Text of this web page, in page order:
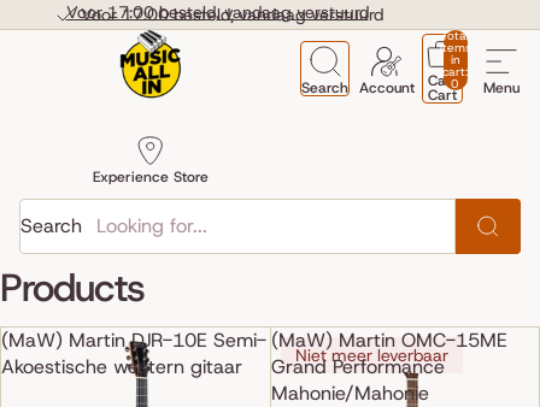
Voor 17:00 besteld, vandaag verstuurd
Voor 17:00 besteld, vandaag verstuurd
Menu
Search
Experience Store
Account
Total
items
in
cart:
0
Cart
Cart
Search
Products
(MaW) Martin DJR-10E Semi-
Akoestische western gitaar
(MaW) Martin OMC-15ME
Grand Performance
Mahonie/Mahonie
Niet meer leverbaar